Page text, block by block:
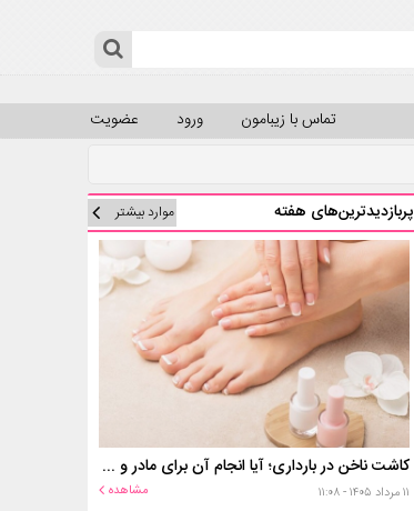
عضویت ورود تماس با زیبامون
پربازدیدترین‌های هفته موارد بیشتر
کاشت ناخن در بارداری؛ آیا انجام آن برای مادر و جنین خطر دارد؟
۱۱ مرداد ۱۴۰۵ - ۱۱:۰۸ مشاهده